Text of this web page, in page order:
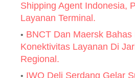
Shipping Agent Indonesia,
Layanan Terminal.
BNCT Dan Maersk Bahas
Konektivitas Layanan Di
Regional.
IWO Deli Serdang Gelar